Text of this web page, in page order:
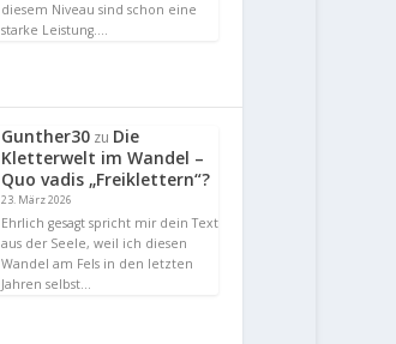
diesem Niveau sind schon eine
starke Leistung.…
Gunther30 zu Die
Kletterwelt im Wandel –
Quo vadis „Freiklettern“?
23. März 2026
Ehrlich gesagt spricht mir dein Text
aus der Seele, weil ich diesen
Wandel am Fels in den letzten
Jahren selbst…